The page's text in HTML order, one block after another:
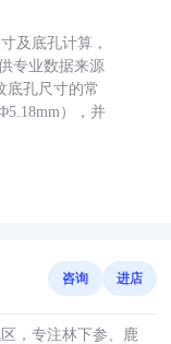
及底孔计算，
专业数据来源
底孔尺寸的常
），并
咨询 进店
，专注林下参、鹿